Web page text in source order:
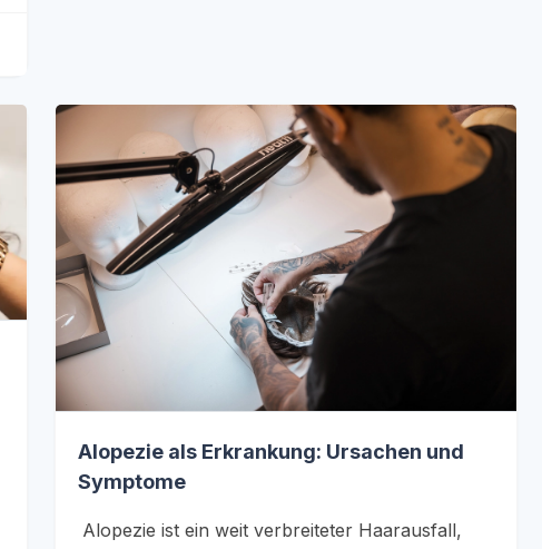
Alopezie als Erkrankung: Ursachen und
Symptome
Alopezie ist ein weit verbreiteter Haarausfall,